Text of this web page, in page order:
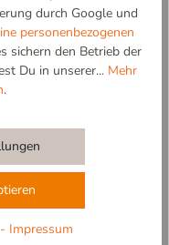
in
durch Google und
personenbezogenen
sichern den Betrieb der
Du in unserer... Mehr
.
- Impressum